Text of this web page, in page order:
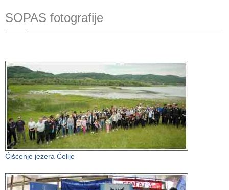
SOPAS fotografije
Ćišćenje jezera Ćelije